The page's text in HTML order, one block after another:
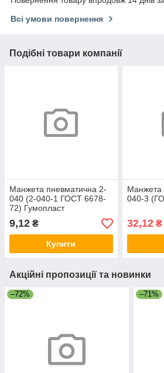
Всі умови повернення
Подібні товари компанії
Манжета пневматична 2-
040 (2-040-1 ГОСТ 6678-
72) Гумопласт
9,12 ₴
Купити
Манжета
040-3
32,12₴
Акційні пропозиції та новинки
–72% –71%